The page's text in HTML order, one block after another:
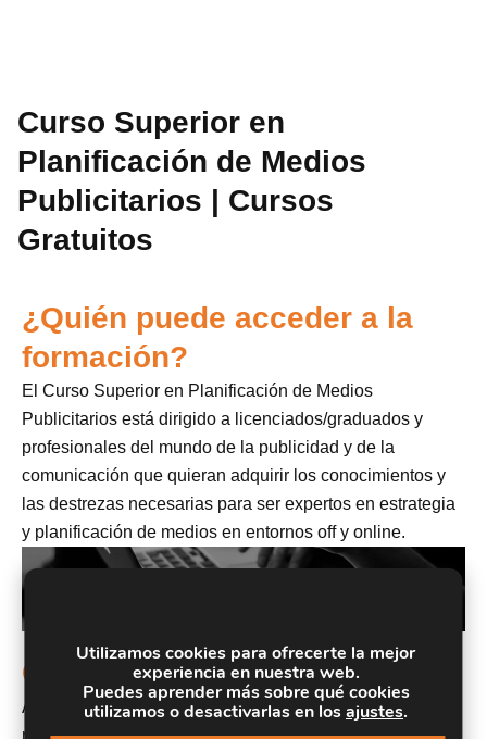
Curso Superior en
Planificación de Medios
Publicitarios | Cursos
Gratuitos
¿Quién puede acceder a la
formación?
El Curso Superior en Planificación de Medios
Publicitarios está dirigido a licenciados/graduados y
profesionales del mundo de la publicidad y de la
comunicación que quieran adquirir los conocimientos y
las destrezas necesarias para ser expertos en estrategia
y planificación de medios en entornos off y online.
Objetivos
Adquirir los conocimientos, capacidades y destrezas
necesarias para poder realizar eficientemente una
Utilizamos cookies para ofrecerte la mejor
experiencia en nuestra web.
Puedes aprender más sobre qué cookies
utilizamos o desactivarlas en losajustes.